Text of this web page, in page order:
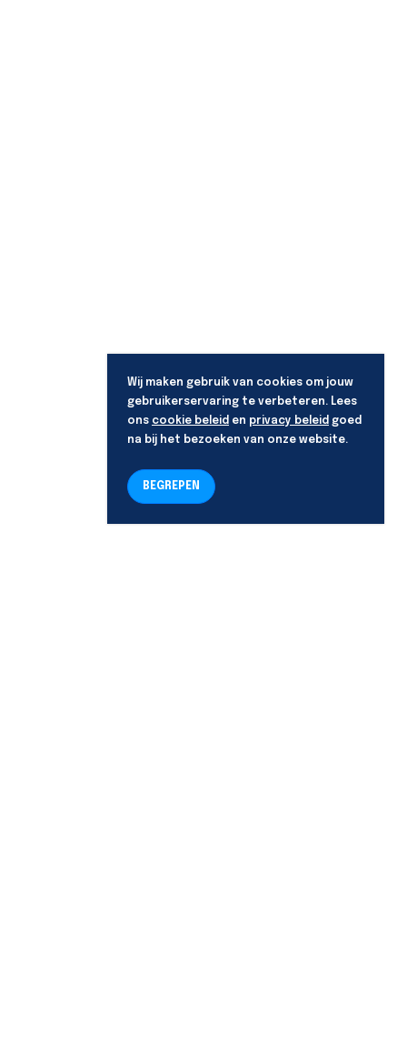
Wij maken gebruik van cookies om jouw
gebruikerservaring te verbeteren. Lees
ons cookie beleid en privacy beleid goed
na bij het bezoeken van onze website.
BEGREPEN